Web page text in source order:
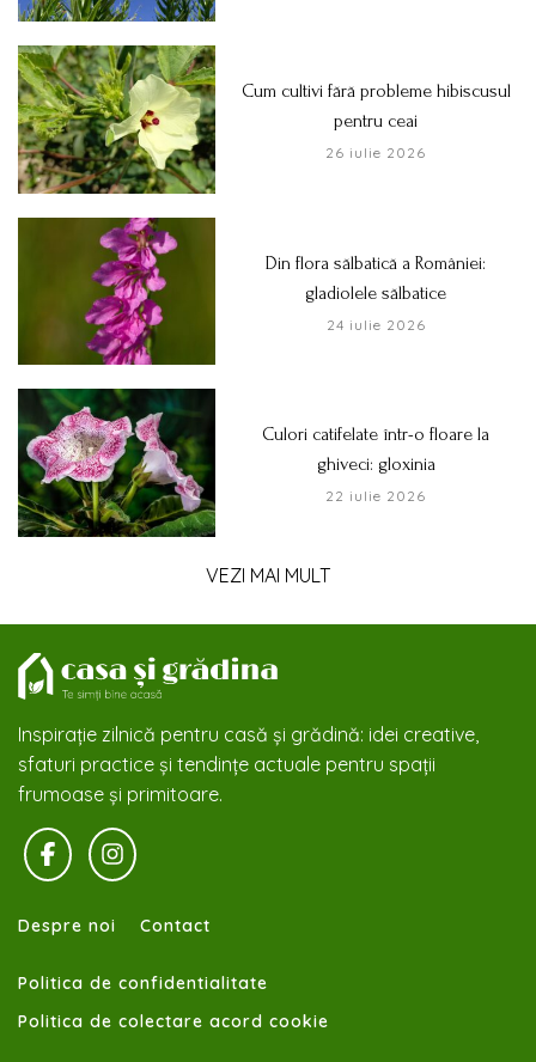
Cum cultivi fără probleme hibiscusul
pentru ceai
26 iulie 2026
Din flora sălbatică a României:
gladiolele sălbatice
24 iulie 2026
Culori catifelate într-o floare la
ghiveci: gloxinia
22 iulie 2026
VEZI MAI MULT
Inspirație zilnică pentru casă și grădină: idei creative,
sfaturi practice și tendințe actuale pentru spații
frumoase și primitoare.
Despre noi Contact
Politica de confidentialitate
Politica de colectare acord cookie